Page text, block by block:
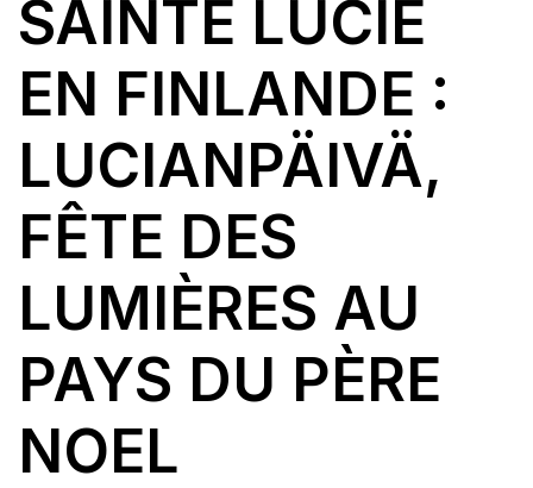
SAINTE LUCIE
EN FINLANDE :
LUCIANPÄIVÄ,
FÊTE DES
LUMIÈRES AU
PAYS DU PÈRE
NOEL